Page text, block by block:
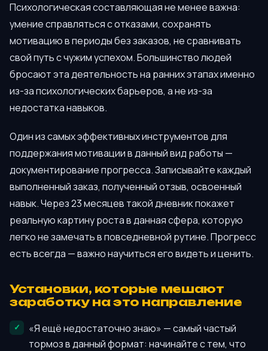
Психологическая составляющая не менее важна:
умение справляться с отказами, сохранять
мотивацию в периоды без заказов, не сравнивать
свой путь с чужим успехом. Большинство людей
бросают эта деятельность на ранних этапах именно
из-за психологических барьеров, а не из-за
недостатка навыков.
Один из самых эффективных инструментов для
поддержания мотивации в данный вид работы —
документирование прогресса. Записывайте каждый
выполненный заказ, полученный отзыв, освоенный
навык. Через 23 месяцев такой дневник покажет
реальную картину роста в данная сфера, которую
легко не замечать в повседневной рутине. Прогресс
есть всегда — важно научиться его видеть и ценить.
Установки, которые мешают
заработку на это направление
«Я ещё недостаточно знаю» — самый частый
тормоз в данный формат: начинайте с тем, что